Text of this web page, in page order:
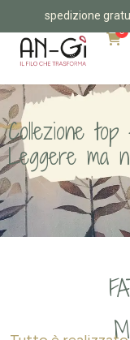
spedizione
0
Collezione
Leggere ma